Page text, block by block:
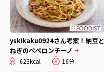
yskikaku0924さん考案！納豆と
ねぎのぺペロンチーノ
623kcal
16分